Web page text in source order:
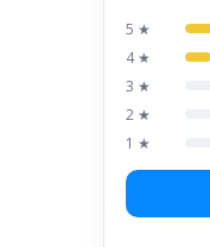
5 ★
4 ★
3 ★
2 ★
1 ★